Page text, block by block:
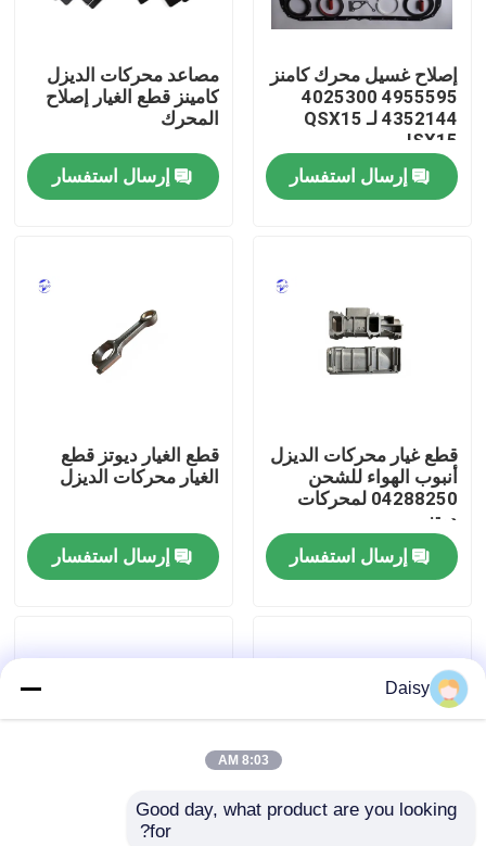
حول بنا
ضبط الجودة
اتصل بنا
محرك Deutz
إصلاح غسيل محرك كامنز
4955595 4025300
4352144 لـ QSX15
ISX15
إرسال استفسار
مصاعد محركات الديزل
كامينز قطع الغيار إصلاح
المحرك
إرسال استفسار
قطع غيار محركات الديزل
أنبوب الهواء للشحن
04288250 لمحركات
دوتز
إرسال استفسار
قطع الغيار ديوتز قطع
الغيار محركات الديزل
إرسال استفسار
حل استبدال المبرد-
Daisy
8:03 AM
Good day, what product are you looking
for?